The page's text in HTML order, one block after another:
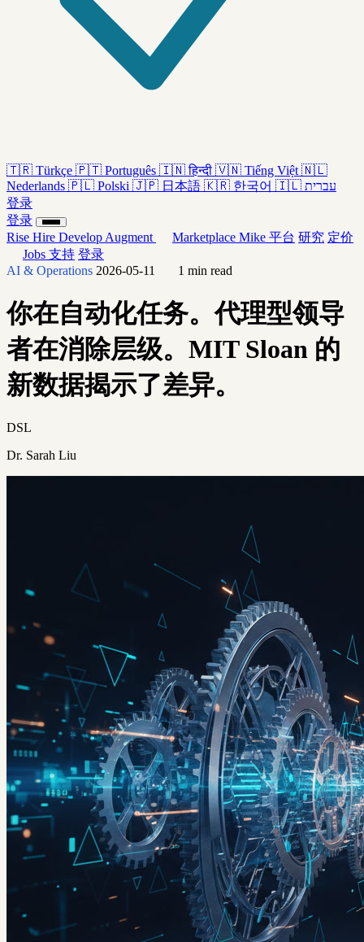
🇹🇷 Türkçe 🇵🇹 Português 🇮🇳 हिन्दी 🇻🇳 Tiếng Việt 🇳🇱
Nederlands 🇵🇱 Polski 🇯🇵 日本語 🇰🇷 한국어 🇮🇱 עברית
登录
登录
Rise Hire Develop Augment Marketplace Mike 平台 研究 定价
Jobs 支持 登录
AI & Operations 2026-05-11 1 min read
你在自动化任务。代理型领导
者在消除层级。MIT Sloan 的
新数据揭示了差异。
DSL
Dr. Sarah Liu